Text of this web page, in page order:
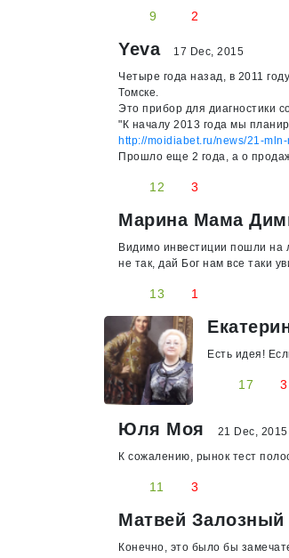
9 2
Yeva
17 Dec, 2015
Четыре года назад, в 2011
Томске.
Это прибор для диагностики
"К началу 2013 года мы
http://moidiabet.ru/news/21-
Прошло еще 2 года, а о
12 3
Марина Мама
Видимо инвестиции пошли на
не так, дай Бог нам все таки
13 1
Есть идея!
17 3
Юля Моя
21 Dec, 2015
К сожалению, рынок тест
11 3
Матвей Залозный
Конечно, это было бы